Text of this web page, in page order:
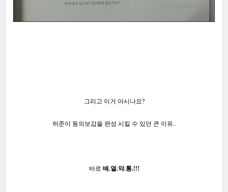
그리고 이거 아시나요?
허준이 동의보감을 완성 시킬 수 있던 큰 이유..
바로 배.열.약.통.!!!